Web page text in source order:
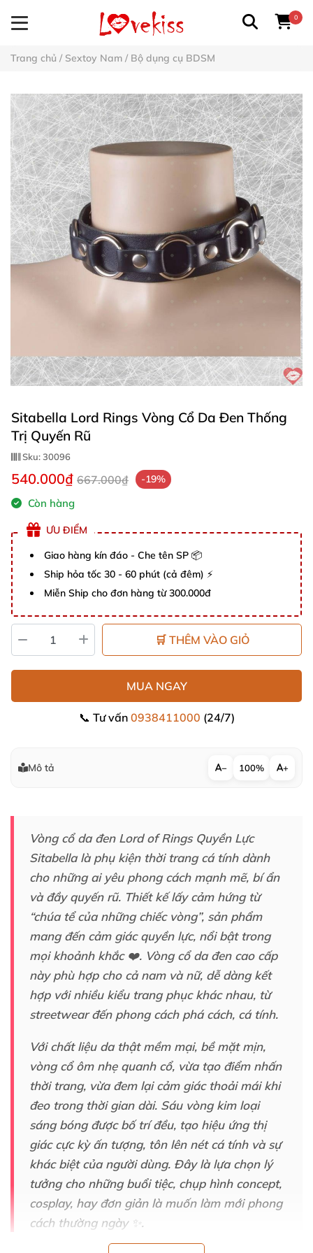
0
Trang chủ / Sextoy Nam / Bộ dụng cụ BDSM
Sitabella Lord Rings Vòng Cổ Da Đen Thống
Trị Quyến Rũ
Sku:30096
540.000₫ 667.000₫ -19%
Còn hàng
ƯU ĐIỂM
Giao hàng kín đáo - Che tên SP 📦
Ship hỏa tốc 30 - 60 phút (cả đêm) ⚡
Miễn Ship cho đơn hàng từ 300.000đ
🛒 THÊM VÀO GIỎ
MUA NGAY
📞 Tư vấn 0938411000 (24/7)
Mô tả − 100% +
Vòng cổ da đen Lord of Rings Quyền Lực
Sitabella là phụ kiện thời trang cá tính dành
cho những ai yêu phong cách mạnh mẽ, bí ẩn
và đầy quyến rũ. Thiết kế lấy cảm hứng từ
“chúa tểcủanhững chiếc vòng”, sản phẩm
mang đến cảm giác quyền lực, nổi bật trong
mọi khoảnh khắc ❤️. Vòng cổ da đen cao cấp
này phù hợp cho cả nam và nữ, dễ dàng kết
hợp với nhiều kiểu trang phục khác nhau, từ
streetwear đến phong cách phá cách, cá tính.
Với chất liệu da thật mềm mại, bề mặt mịn,
vòng cổ ôm nhẹ quanh cổ, vừa tạo điểm nhấn
thời trang, vừa đem lại cảm giác thoải mái khi
đeo trong thời gian dài. Sáu vòng kim loại
sáng bóngđược bố trí đều, tạo hiệu ứng thị
giác cực kỳ ấn tượng, tôn lên nét cá tính và sự
khác biệtcủa người dùng. Đây là lựa chọn lý
tưởng cho những buổi tiệc, chụp hình concept,
cosplay, hay đơn giản là muốn làm mới phong
cách thường ngày ✨.